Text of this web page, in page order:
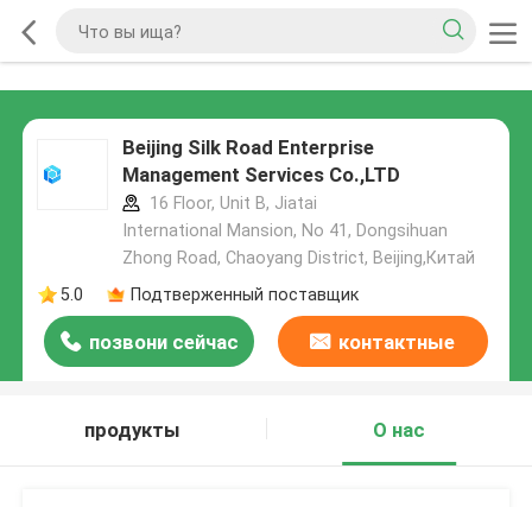
Beijing Silk Road Enterprise
Management Services Co.,LTD
16 Floor, Unit B, Jiatai
International Mansion, No 41, Dongsihuan
Zhong Road, Chaoyang District, Beijing,Китай
5.0
Подтверженный поставщик
позвони сейчас контактные
продукты
О нас